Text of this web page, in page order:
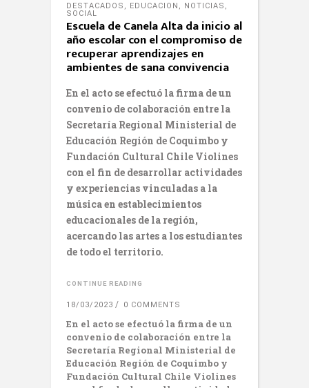
DESTACADOS , EDUCACION , NOTICIAS ,
SOCIAL
Escuela de Canela Alta da inicio al
año escolar con el compromiso de
recuperar aprendizajes en
ambientes de sana convivencia
En el acto se efectuó la firma de un
convenio de colaboración entre la
Secretaría Regional Ministerial de
Educación Región de Coquimbo y
Fundación Cultural Chile Violines
con el fin de desarrollar actividades
y experiencias vinculadas a la
música en establecimientos
educacionales de la región,
acercando las artes a los estudiantes
de todo el territorio.
CONTINUE READING
18/03/2023 0 COMMENTS
En el acto se efectuó la firma de un
convenio de colaboración entre la
Secretaría Regional Ministerial de
Educación Región de Coquimbo y
Fundación Cultural Chile Violines